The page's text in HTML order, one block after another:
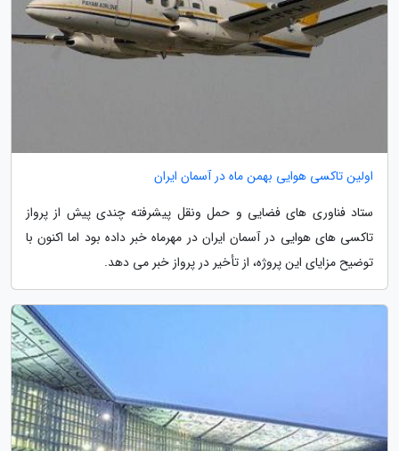
اولین تاکسی هوایی بهمن ماه در آسمان ایران
ستاد فناوری های فضایی و حمل ونقل پیشرفته چندی پیش از پرواز
تاکسی های هوایی در آسمان ایران در مهرماه خبر داده بود اما اکنون با
توضیح مزایای این پروژه، از تأخیر در پرواز خبر می دهد.